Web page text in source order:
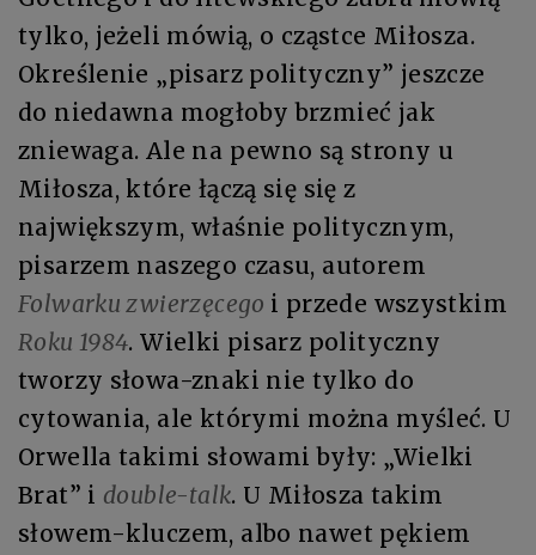
tylko, jeżeli mówią, o cząstce Miłosza.
Określenie „pisarz polityczny” jeszcze
do niedawna mogłoby brzmieć jak
zniewaga. Ale na pewno są strony u
Miłosza, które łączą się się z
największym, właśnie politycznym,
pisarzem naszego czasu, autorem
Folwarku zwierzęcego i przede wszystkim
Roku 1984. Wielki pisarz polityczny
tworzy słowa-znaki nie tylko do
cytowania, ale którymi można myśleć. U
Orwella takimi słowami były: „Wielki
Brat” i double-talk. U Miłosza takim
słowem-kluczem, albo nawet pękiem